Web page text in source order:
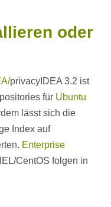
oder
privacyIDEA 3.2 ist
für Ubuntu
lässt sich die
Index auf
Enterprise
CentOS folgen in